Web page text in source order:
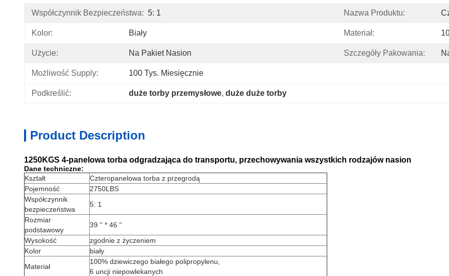
Współczynnik Bezpieczeństwa: 5: 1 Nazwa Produktu:
Kolor: Biały Materiał:
Użycie: Na Pakiet Nasion Szczegóły Pakowania:
Możliwość Supply: 100 Tys. Miesięcznie
Podkreślić: duże torby przemysłowe, duże duże torby
Product Description
1250KGS 4-panelowa torba odgradzająca do transportu, przechowywania wszystkich rodzajów nasion
Dane techniczne:
Kształt
Czteropanelowa torba z przegrodą
Pojemność
2750LBS
Współczynnik
bezpieczeństwa
5: 1
Rozmiar
podstawowy
39 '' * 46 ''
Wysokość
zgodnie z życzeniem
Kolor
biały
Materiał
100% dziewiczego białego polipropylenu,
6 uncji niepowlekanych